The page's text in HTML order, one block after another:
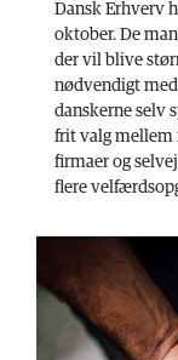
UDLAND
KULTUR
BLOGS
DEBAT
LÆSER
TIL
LÆSER
Dansk Erhverv
oktober. De
der vil blive
nødvendigt
danskerne selv
frit valg mellem
firmaer og
flere